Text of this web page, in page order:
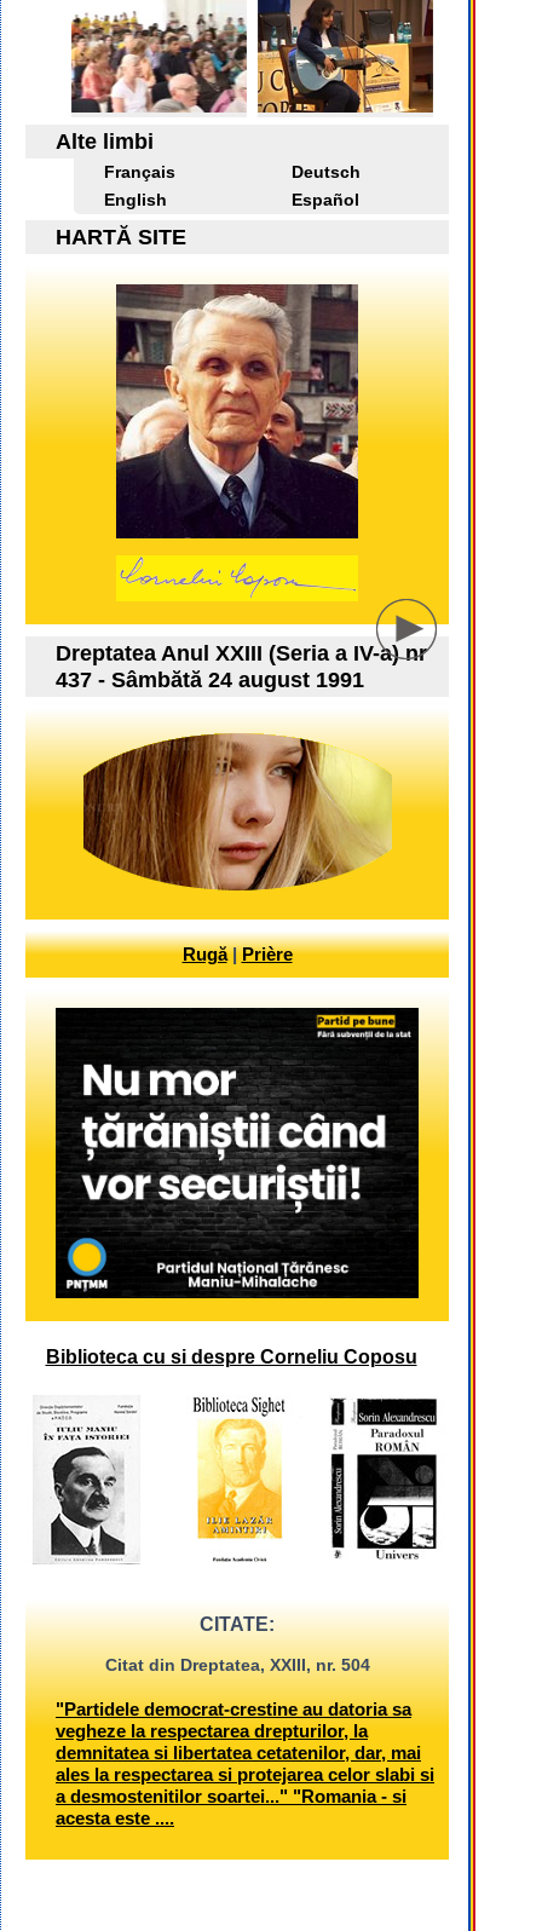
Alte limbi
Français
Deutsch
English
Español
HARTĂ SITE
Dreptatea Anul XXIII (Seria a IV-a) nr
437 - Sâmbătă 24 august 1991
Rugă|Prière
Biblioteca cu si despre Corneliu Coposu
CITATE:
Citat din Dreptatea, XXIII, nr. 504
"Partidele democrat-crestine au datoria sa
vegheze la respectarea drepturilor, la
demnitatea si libertatea cetatenilor, dar, mai
ales la respectarea si protejarea celor slabi si
a desmostenitilor soartei..." "Romania - si
acesta este ....